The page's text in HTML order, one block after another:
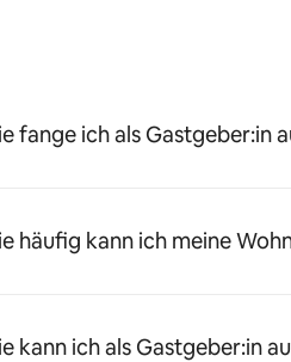
fange ich als Gastgeber:in
häufig kann ich meine
kann ich als Gastgeber:in